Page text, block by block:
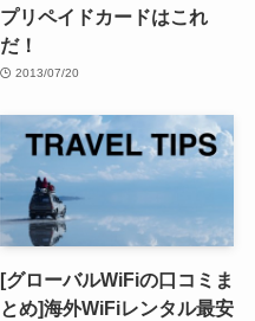
プリペイドカードはこれ
だ！
2013/07/20
[グローバルWiFiの口コミま
とめ]海外WiFiレンタル最安